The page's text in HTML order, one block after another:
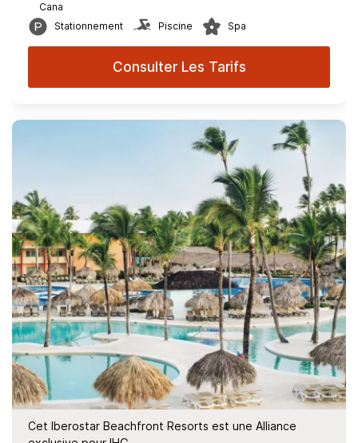
Cana
Stationnement
Piscine Spa
Consulter Les Tarifs
Cet Iberostar Beachfront Resorts est une Alliance